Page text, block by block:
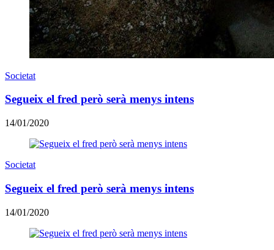
Societat
Segueix el fred però serà menys intens
14/01/2020
Societat
Segueix el fred però serà menys intens
14/01/2020